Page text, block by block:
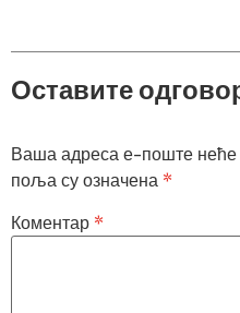
Оставите
Ваша адреса е-поште неће
поља су означена *
Коментар *